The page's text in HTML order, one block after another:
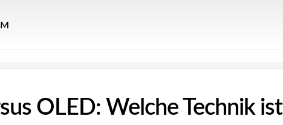
OLED: Welche Technik ist